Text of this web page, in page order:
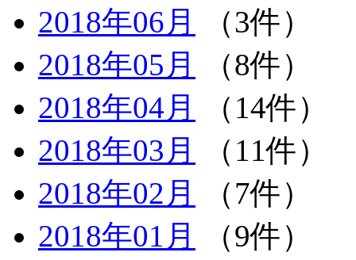
2018年06月
（3件）
2018年05月
（8件）
2018年04月
（14件）
2018年03月
（11件）
2018年02月
（7件）
2018年01月
（9件）